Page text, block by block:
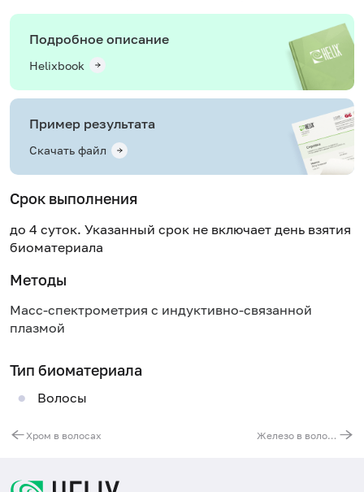
Подробное описание
Helixbook
Пример результата
Скачать файл
Срок выполнения
до 4 суток. Указанный срок не включает день взятия
биоматериала
Методы
Масс-спектрометрия с индуктивно-связанной
плазмой
Тип биоматериала
Волосы
Хром в волосах Железо в волосах